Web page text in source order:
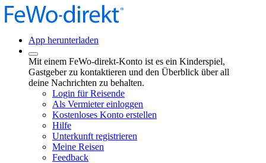
App herunterladen
Mit einem FeWo-direkt-Konto ist es ein Kinderspiel,
Gastgeber zu kontaktieren und den Überblick über all
deine Nachrichten zu behalten.
Login für Reisende
Als Vermieter einloggen
Kostenloses Konto erstellen
Hilfe
Unterkunft registrieren
Meine Reisen
Feedback